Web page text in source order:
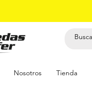
Nosotros Tienda